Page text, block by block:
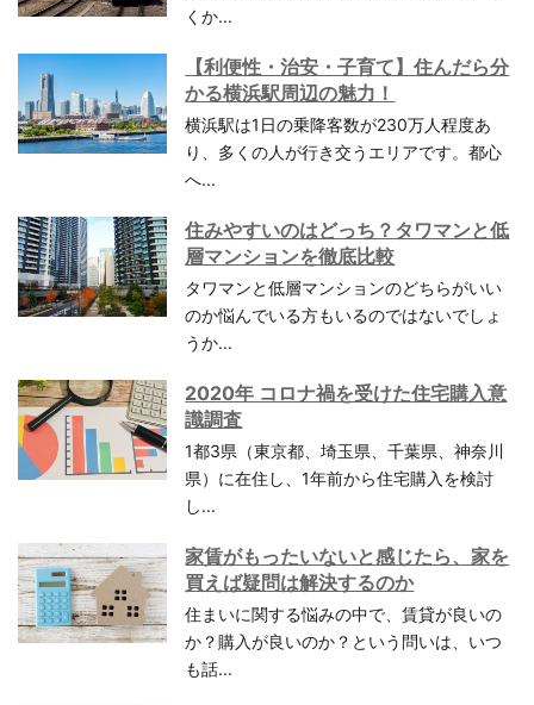
くか...
【利便性・治安・子育て】住んだら分
かる横浜駅周辺の魅力！
横浜駅は1日の乗降客数が230万人程度あ
り、多くの人が行き交うエリアです。都心
へ...
住みやすいのはどっち？タワマンと低
層マンションを徹底比較
タワマンと低層マンションのどちらがいい
のか悩んでいる方もいるのではないでしょ
うか...
2020年 コロナ禍を受けた住宅購入意
識調査
1都3県（東京都、埼玉県、千葉県、神奈川
県）に在住し、1年前から住宅購入を検討
し...
家賃がもったいないと感じたら、家を
買えば疑問は解決するのか
住まいに関する悩みの中で、賃貸が良いの
か？購入が良いのか？という問いは、いつ
も話...